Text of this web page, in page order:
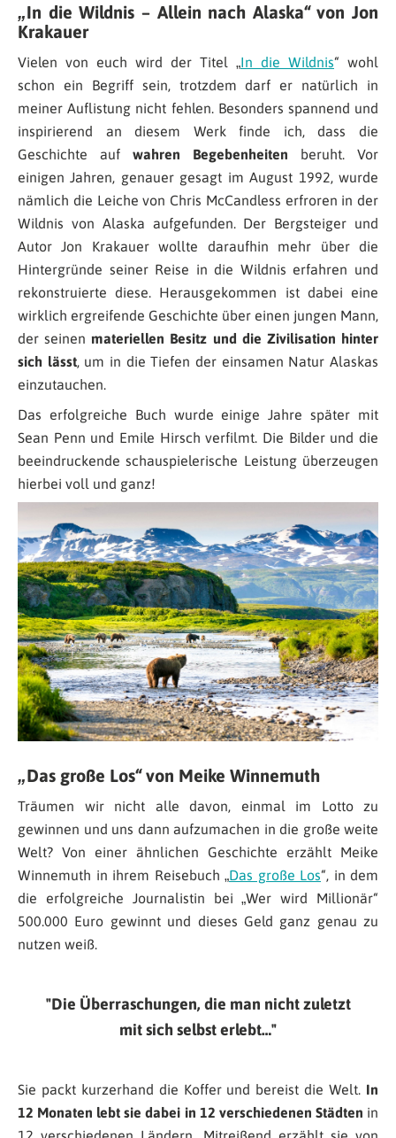
„In die Wildnis – Allein nach Alaska“ von Jon
Krakauer
Vielen von euch wird der Titel „In die Wildnis“ wohl
schon ein Begriff sein, trotzdem darf er natürlich in
meiner Auflistung nicht fehlen. Besonders spannend und
inspirierend an diesem Werk finde ich, dass die
Geschichte auf wahren Begebenheiten beruht. Vor
einigen Jahren, genauer gesagt im August 1992, wurde
nämlich die Leiche von Chris McCandless erfroren in der
Wildnis von Alaska aufgefunden. Der Bergsteiger und
Autor Jon Krakauer wollte daraufhin mehr über die
Hintergründe seiner Reise in die Wildnis erfahren und
rekonstruierte diese. Herausgekommen ist dabei eine
wirklich ergreifende Geschichte über einen jungen Mann,
der seinenmateriellen Besitz und die Zivilisation hinter
sich lässt, um in die Tiefen der einsamen Natur Alaskas
einzutauchen.
Das erfolgreiche Buch wurde einige Jahre später mit
Sean Penn und Emile Hirsch verfilmt. Die Bilder und die
beeindruckende schauspielerische Leistung überzeugen
hierbei voll und ganz!
„Das große Los“ von Meike Winnemuth
Träumen wir nicht alle davon, einmal im Lotto zu
gewinnen und uns dann aufzumachen in die große weite
Welt? Von einer ähnlichen Geschichte erzählt Meike
Winnemuth in ihrem Reisebuch „Das große Los“, in dem
die erfolgreiche Journalistin bei „Wer wird Millionär“
500.000 Euro gewinnt und dieses Geld ganz genau zu
nutzen weiß.
Die Überraschungen, die man nicht zuletzt
mit sich selbst erlebt…
Sie packt kurzerhand die Koffer und bereist die Welt. In
12 Monaten lebt sie dabei in 12 verschiedenen Städten in